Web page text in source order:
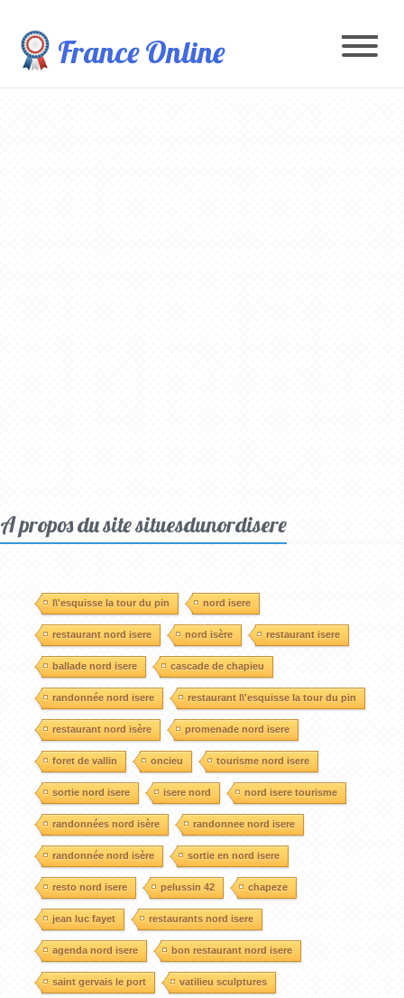
France Online
A propos du site situesdunordisere
l\'esquisse la tour du pin nord isere
restaurant nord isere nord isère restaurant isere
ballade nord isere cascade de chapieu
randonnée nord isere restaurant l\'esquisse la tour du pin
restaurant nord isère promenade nord isere
foret de vallin oncieu tourisme nord isere
sortie nord isere isere nord nord isere tourisme
randonnées nord isère randonnee nord isere
randonnée nord isère sortie en nord isere
resto nord isere pelussin 42 chapeze
jean luc fayet restaurants nord isere
agenda nord isere bon restaurant nord isere
saint gervais le port vatilieu sculptures